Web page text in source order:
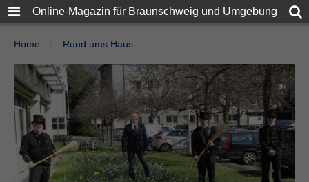
Online-Magazin für Braunschweig und Umgebung
Home Rund ums Haus